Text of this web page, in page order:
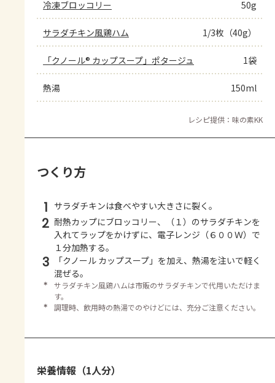
冷凍ブロッコリー 50g
サラダチキン風鶏ハム 1/3枚（40g）
「クノール® カップスープ」ポタージュ 1袋
熱湯 150ml
レシピ提供：味の素KK
つくり方
1 サラダチキンは食べやすい大きさに裂く。
2 耐熱カップにブロッコリー、（１）のサラダチキンを
入れてラップをかけずに、電子レンジ（６００Ｗ）で
１分加熱する。
3
「クノール カップスープ」を加え、熱湯を注いで軽く
混ぜる。
＊
サラダチキン風鶏ハムは市販のサラダチキンで代用いただけま
す。
＊
調理時、飲用時の熱湯でのやけどには、充分ご注意ください。
栄養情報（1人分）